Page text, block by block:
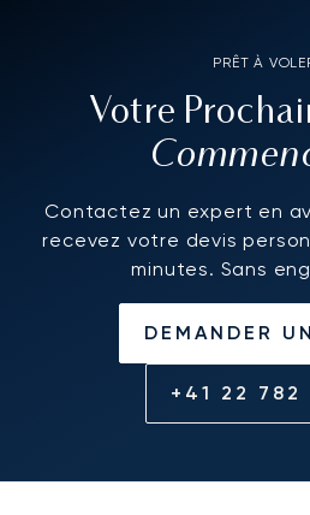
PRÊT À
Votre
Contactez un expert en
recevez votre devis
minutes. Sans
DEMANDER
+41 22 782